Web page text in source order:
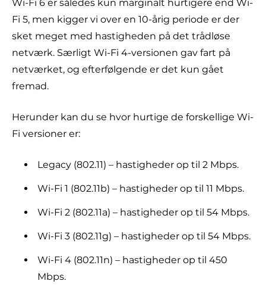
Wi-Fi 6 er således kun marginalt hurtigere end Wi-
Fi 5, men kigger vi over en 10-årig periode er der
sket meget med hastigheden på det trådløse
netværk. Særligt Wi-Fi 4-versionen gav fart på
netværket, og efterfølgende er det kun gået
fremad.
Herunder kan du se hvor hurtige de forskellige Wi-
Fi versioner er:
Legacy (802.11) – hastigheder op til 2 Mbps.
Wi-Fi 1 (802.11b) – hastigheder op til 11 Mbps.
Wi-Fi 2 (802.11a) – hastigheder op til 54 Mbps.
Wi-Fi 3 (802.11g) – hastigheder op til 54 Mbps.
Wi-Fi 4 (802.11n) – hastigheder op til 450
Mbps.